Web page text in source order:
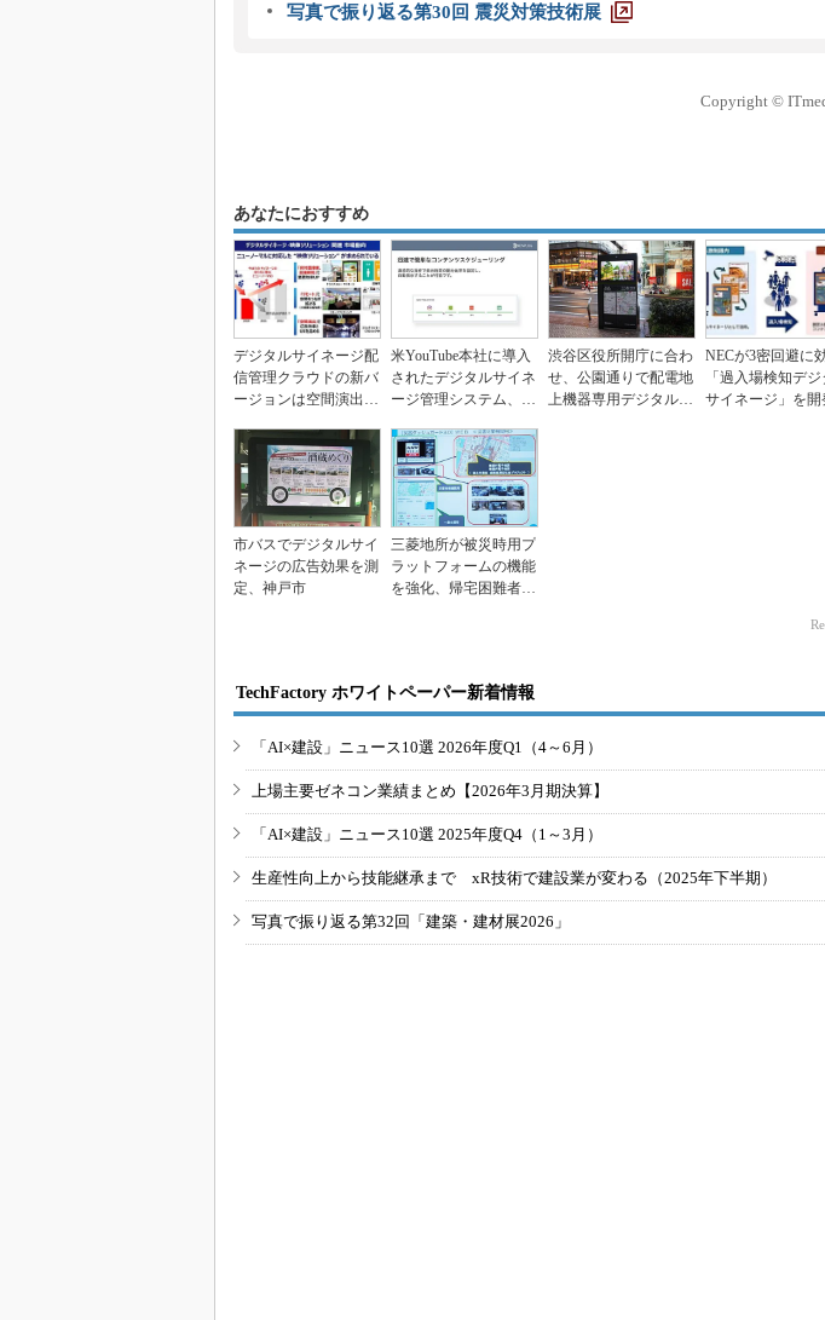
写真で振り返る第30回 震災対策技術展
Copyright ©
あなたにおすすめ
デジタルサイネージ配
信管理クラウドの新バ
ージョンは空間演出や
米YouTube本社に導入
されたデジタルサイネ
ージ管理システム、
渋谷区役所開庁に合わ
せ、公園通りで配電地
上機器専用デジタルサ
NECが3密回避に
「過入場検知デ
サイネージ」を開
市バスでデジタルサイ
ネージの広告効果を測
定、神戸市
三菱地所が被災時用プ
ラットフォームの機能
を強化、帰宅困難者の
TechFactory ホワイトペーパー新着情報
「AI×建設」ニュース10選 2026年度Q1（4～6月）
上場主要ゼネコン業績まとめ【2026年3月期決算】
「AI×建設」ニュース10選 2025年度Q4（1～3月）
生産性向上から技能継承まで xR技術で建設業が変わる（2025年下半期）
写真で振り返る第32回「建築・建材展2026」